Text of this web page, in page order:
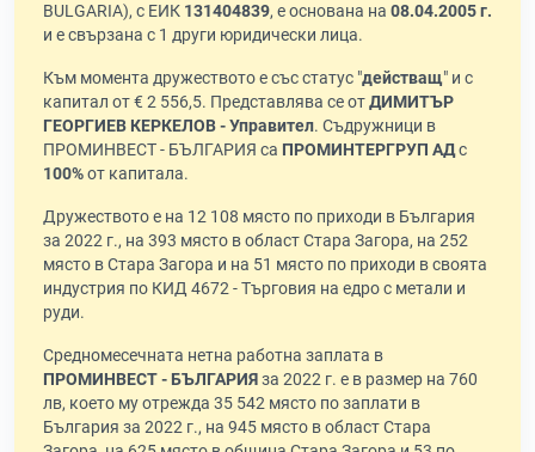
BULGARIA), с ЕИК 131404839, е основана на 08.04.2005 г.
и е свързана с 1 други юридически лица.
Към момента дружеството е със статус "действащ" и с
капитал от € 2 556,5. Представлява се отДИМИТЪР
ГЕОРГИЕВ КЕРКЕЛОВ - Управител. Съдружници в
ПРОМИНВЕСТ - БЪЛГАРИЯ са ПРОМИНТЕРГРУП АДс
100%от капитала.
Дружеството е на 12 108 място по приходи в България
за 2022 г., на 393 място в област Стара Загора, на 252
място в Стара Загора и на 51 място по приходи в своята
индустрия по КИД 4672 - Търговия на едро с метали и
руди.
Средномесечната нетна работна заплата в
ПРОМИНВЕСТ - БЪЛГАРИЯза 2022 г. е в размер на 760
лв, което му отрежда 35 542 място по заплати в
България за 2022 г., на 945 място в област Стара